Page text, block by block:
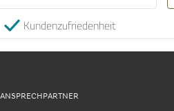
Kundenzufriedenheit
ANSPRECHPARTNER